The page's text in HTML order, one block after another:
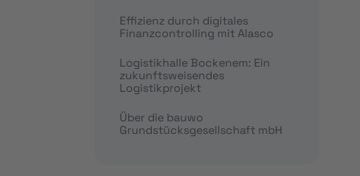
Effizienz durch digitales
Finanzcontrolling mit Alasco
Logistikhalle Bockenem: Ein
zukunftsweisendes
Logistikprojekt
Über die bauwo
Grundstücksgesellschaft mbH